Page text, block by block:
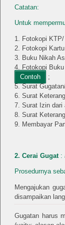
Catatan:
Untuk
Fotokopi
Fotokopi
Buku Nikah
Fotokopi
Contoh
;
Surat
Surat
Surat Izin dari
Surat
Membayar
2. Cerai Gugat:
Prosedurnya
Mengajukan
disampaikan
Gugatan harus